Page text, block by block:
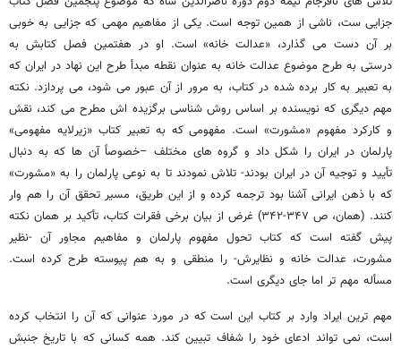
جزایی ست، ناشی از همین توجه است. یکی از مفاهیم مهمی که جزایی به خوبی
بر آن دست می گذارد، «عدالت خانه» است. او در هفتمین فصل کتابش به
درستی به طرح موضوع عدالت خانه به عنوان نقطه مبدأ طرح این نهاد در ایران که
به تعبیر به کار برده شده در کتاب، به مرور از آن عبور می شود، می پردازد. نکته
مهم دیگری که نویسنده بر اساس روش شناسی برگزیده اش مطرح می کند، نقش
و کارکرد مفهوم «مشورت» است. مفهومی که به تعبیر کتاب «زیرلایه مفهومی»
پارلمان در ایران را شکل داد و گروه های مختلف –خصوصاً آن ها که به دنبال
تأیید و توجیه آن در ایران بودند- تلاش نمودند تا به نوعی پارلمان را به «مشورت»
که با ذهن ایرانی آشنا بود ترجمه کرده و از این طریق، مسیر تحقق آن را هم وار
کنند. (همان، ص ۳۴۷-۳۴۲) غرض از بیان برخی فقرات کتاب، تأکید بر همان نکته
پیش گفته است که کتاب تحول مفهوم پارلمان و مفاهیم مجاور آن -نظیر
مشورت، عدالت خانه و نظایرش- را منطقی و به هم پیوسته طرح کرده است.
مسأله مهم تر اما جای دیگری است.
مهم ترین ایراد وارد بر کتاب این است که در مورد عنوانی که آن را انتخاب کرده
است، نمی تواند ادعای خود را شفاف تبیین کند. همه کسانی که با تاریخ جنبش